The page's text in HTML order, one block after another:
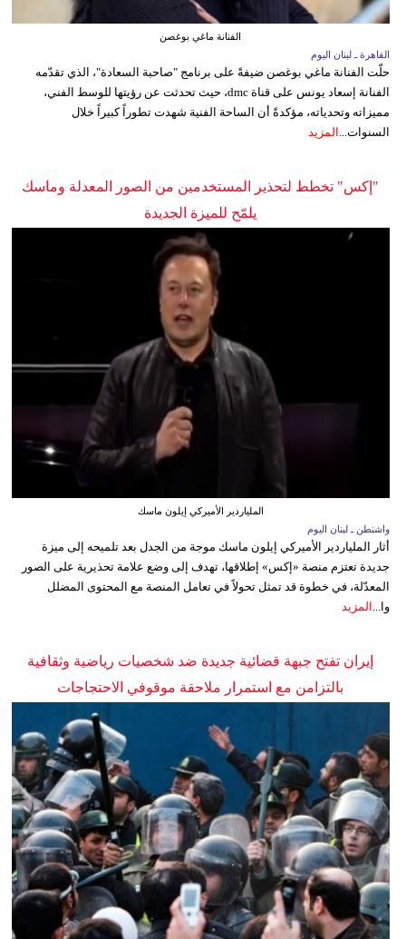
الفنانة ماغي بوغصن
القاهرة ـ لبنان اليوم
حلّت الفنانة ماغي بوغصن ضيفةً على برنامج "صاحبة السعادة"، الذي تقدّمه
الفنانة إسعاد يونس على قناة dmc، حيث تحدثت عن رؤيتها للوسط الفني،
مميزاته وتحدياته، مؤكدةً أن الساحة الفنية شهدت تطوراً كبيراً خلال
السنوات...
المزيد
"إكس" تخطط لتحذير المستخدمين من الصور المعدلة وماسك
يلمّح للميزة الجديدة
الملياردير الأميركي إيلون ماسك
واشنطن ـ لبنان اليوم
أثار الملياردير الأميركي إيلون ماسك موجة من الجدل بعد تلميحه إلى ميزة
جديدة تعتزم منصة «إكس» إطلاقها، تهدف إلى وضع علامة تحذيرية على الصور
المعدّلة، في خطوة قد تمثل تحولاً في تعامل المنصة مع المحتوى المضلل
وا... المزيد
إيران تفتح جبهة قضائية جديدة ضد شخصيات رياضية وثقافية
بالتزامن مع استمرار ملاحقة موقوفي الاحتجاجات